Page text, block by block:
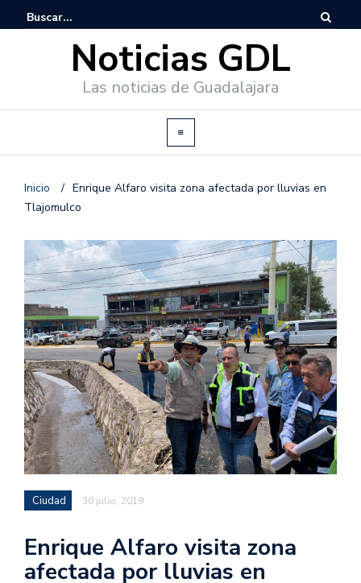
Noticias GDL
Las noticias de Guadalajara
Inicio / Enrique Alfaro visita zona afectada por lluvias en
Tlajomulco
Ciudad 30 julio, 2019
Enrique Alfaro visita zona
afectada por lluvias en